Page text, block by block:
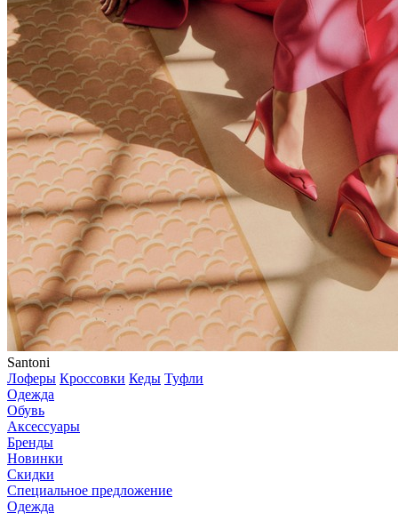
Santoni
Лоферы Кроссовки Кеды Туфли
Одежда
Обувь
Аксессуары
Бренды
Новинки
Скидки
Специальное предложение
Одежда